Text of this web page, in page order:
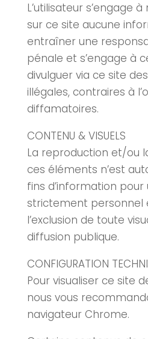
L’utilisateur s’engage
sur ce site aucune
entraîner une
pénale et s’engage à
divulguer via ce site
illégales, contraires à
diffamatoires.
CONTENU & VISUELS
La reproduction et/ou
ces éléments n’est
fins d’information pour
strictement personnel
l’exclusion de toute
diffusion publique.
CONFIGURATION
Pour visualiser ce site
nous vous
navigateur Chrome.